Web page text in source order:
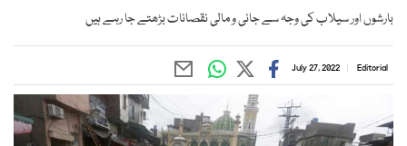
بارشوں اور سیلاب کی وجہ سے جانی و مالی نقصانات بڑھتے جا رہے ہیں
Editorial
July 27, 2022